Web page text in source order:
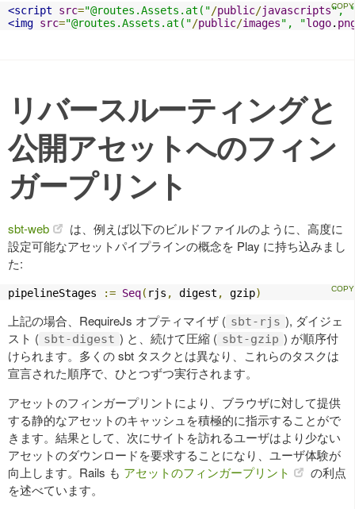
<script src="@routes.Assets.at("/public/javascripts",
<img src="@routes.Assets.at("/public/images", "logo.
リバースルーティングと
公開アセットへのフィン
ガープリント
sbt-web
は、例えば以下のビルドファイルのように、高度に
設定可能なアセットパイプラインの概念を Play に持ち込みまし
た:
pipelineStages := Seq( rjs , digest , gzip)
上記の場合、RequireJs オプティマイザ ( sbt-rjs ), ダイジェ
スト ( sbt-digest ) と、続けて圧縮 ( sbt-gzip ) が順序付
けられます。多くの sbt タスクとは異なり、これらのタスクは
宣言された順序で、ひとつずつ実行されます。
アセットのフィンガープリントにより、ブラウザに対して提供
する静的なアセットのキャッシュを積極的に指示することがで
きます。結果として、次にサイトを訪れるユーザはより少ない
アセットのダウンロードを要求することになり、ユーザ体験が
向上します。Rails も アセットのフィンガープリント
の利点
を述べています。